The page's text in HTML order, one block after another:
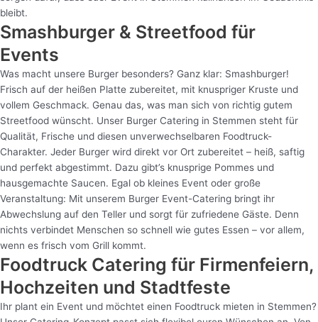
bleibt.
Smashburger & Streetfood für
Events
Was macht unsere Burger besonders? Ganz klar: Smashburger!
Frisch auf der heißen Platte zubereitet, mit knuspriger Kruste und
vollem Geschmack. Genau das, was man sich von richtig gutem
Streetfood wünscht. Unser Burger Catering in Stemmen steht für
Qualität, Frische und diesen unverwechselbaren Foodtruck-
Charakter. Jeder Burger wird direkt vor Ort zubereitet – heiß, saftig
und perfekt abgestimmt. Dazu gibt’s knusprige Pommes und
hausgemachte Saucen. Egal ob kleines Event oder große
Veranstaltung: Mit unserem Burger Event-Catering bringt ihr
Abwechslung auf den Teller und sorgt für zufriedene Gäste. Denn
nichts verbindet Menschen so schnell wie gutes Essen – vor allem,
wenn es frisch vom Grill kommt.
Foodtruck Catering für Firmenfeiern,
Hochzeiten und Stadtfeste
Ihr plant ein Event und möchtet einen Foodtruck mieten in Stemmen?